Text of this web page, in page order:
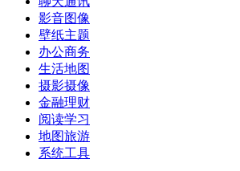
影音图像
壁纸主题
办公商务
生活地图
摄影摄像
金融理财
阅读学习
地图旅游
系统工具